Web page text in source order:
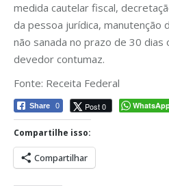
medida cautelar fiscal,
da pessoa jurídica, manutenção
não sanada no prazo de 30
devedor contumaz.
Fonte: Receita Federal
Share 0 Post 0
Compartilhe isso:
Compartilhar